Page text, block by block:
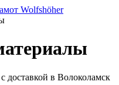
Wolfshöher
доставкой в Волоколамск